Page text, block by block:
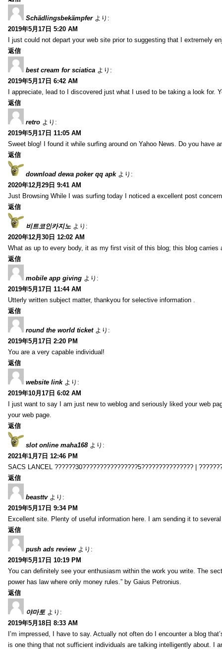
Schädlingsbekämpfer より:
2019年5月17日 5:20 AM
I just could not depart your web site prior to suggesting that I extremely
返信
best cream for sciatica より:
2019年5月17日 6:42 AM
I appreciate, lead to I discovered just what I used to be taking a look for.
返信
retro より:
2019年5月17日 11:05 AM
Sweet blog! I found it while surfing around on Yahoo News. Do you have
返信
download dewa poker qq apk より:
2020年12月29日 9:41 AM
Just Browsing While I was surfing today I noticed a excellent post
返信
비트코인카지노 より:
2020年12月30日 12:02 AM
What as up to every body, it as my first visit of this blog; this blog carries
返信
mobile app giving より:
2019年5月17日 11:44 AM
Utterly written subject matter, thankyou for selective information .
返信
round the world ticket より:
2019年5月17日 2:20 PM
You are a very capable individual!
返信
website link より:
2019年10月17日 6:02 AM
I just want to say I am just new to weblog and seriously liked your web
your web page.
返信
slot online maha168 より:
2021年1月7日 12:46 PM
SACS LANCEL ??????30????????????????5??????????????? |
返信
beasttv より:
2019年5月17日 9:34 PM
Excellent site. Plenty of useful information here. I am sending it to
返信
push ads review より:
2019年5月17日 10:19 PM
You can definitely see your enthusiasm within the work you write. The
power has law where only money rules.” by Gaius Petronius.
返信
야마토 より:
2019年5月18日 8:33 AM
I’m impressed, I have to say. Actually not often do I encounter a blog
is one thing that not sufficient individuals are talking intelligently about. I